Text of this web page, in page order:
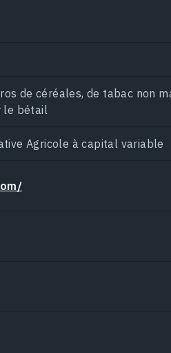
de céréales, de tabac non
le bétail
Agricole à capital variable